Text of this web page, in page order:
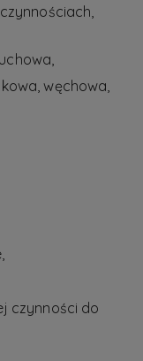
węchowa,
czynności do